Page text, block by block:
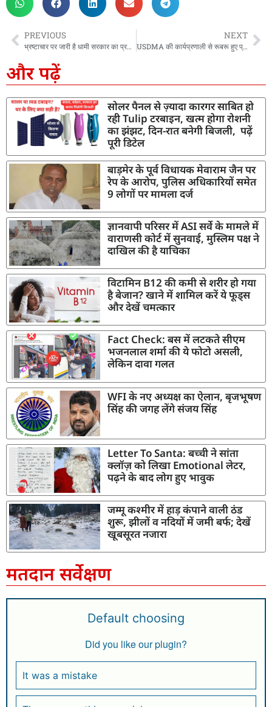
PREVIOUS
भ्रष्टाचार पर जारी है धामी सरकार का प्रहार, हरिद्वार में रिश्वत लेते जिला पूर्ति अधिकारी व सहायक गिरफ्तार
NEXT
USDMA की कार्यप्रणाली से रूबरू हुए प्रशिक्षु डिप्टी एसपी, आपदा प्रबंधन में पुलिस की भूमिका पर दी गई जानकारी
और पढ़ें
सोलर पैनल से ज़्यादा कारगर साबित हो
रही Tulip टरबाइन, खत्म होगा रोशनी
का झंझट, दिन-रात बनेगी बिजली, पढ़ें
पूरी डिटेल
बाड़मेर के पूर्व विधायक मेवाराम जैन पर
रेप के आरोप, पुलिस अधिकारियों समेत
9 लोगों पर मामला दर्ज
ज्ञानवापी परिसर में ASI सर्वे के मामले में
वाराणसी कोर्ट में सुनवाई, मुस्लिम पक्ष ने
दाखिल की है याचिका
विटामिन B12 की कमी से शरीर हो गया
है बेजान? खाने में शामिल करें ये फूड्स
और देखें चमत्कार
Fact Check: बस में लटकते सीएम
भजनलाल शर्मा की ये फोटो असली,
लेकिन दावा गलत
WFI के नए अध्यक्ष का ऐलान, बृजभूषण
सिंह की जगह लेंगे संजय सिंह
Letter To Santa: बच्ची ने सांता
क्लॉज़ को लिखा Emotional लेटर,
पढ़ने के बाद लोग हुए भावुक
जम्मू कश्मीर में हाड़ कंपाने वाली ठंड
शुरू, झीलों व नदियों में जमी बर्फ; देखें
खूबसूरत नजारा
मतदान सर्वेक्षण
Default choosing
Did you like our plugin?
It was a mistake